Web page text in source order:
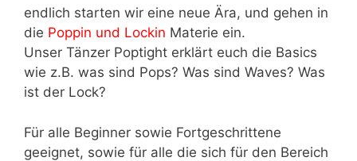
endlich starten wir eine neue Ära, und gehen in
die Poppin und Lockin Materie ein.
Unser Tänzer Poptight erklärt euch die Basics
wie z.B. was sind Pops? Was sind Waves? Was
ist der Lock?
Für alle Beginner sowie Fortgeschrittene
geeignet, sowie für alle die sich für den Bereich